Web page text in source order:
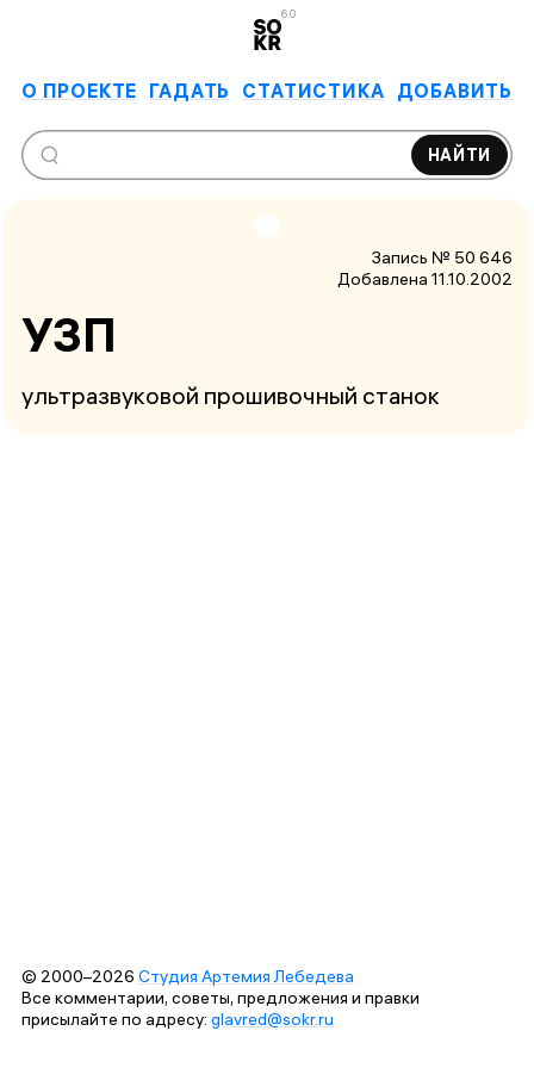
6.0
О ПРОЕКТЕ ГАДАТЬ СТАТИСТИКА ДОБАВИТЬ
НАЙТИ
Запись № 50 646
Добавлена 11.10.2002
УЗП
ультразвуковой прошивочный станок
© 2000–2026 Студия Артемия Лебедева
Все комментарии, советы, предложения и правки
присылайте по адресу: glavred@sokr.ru